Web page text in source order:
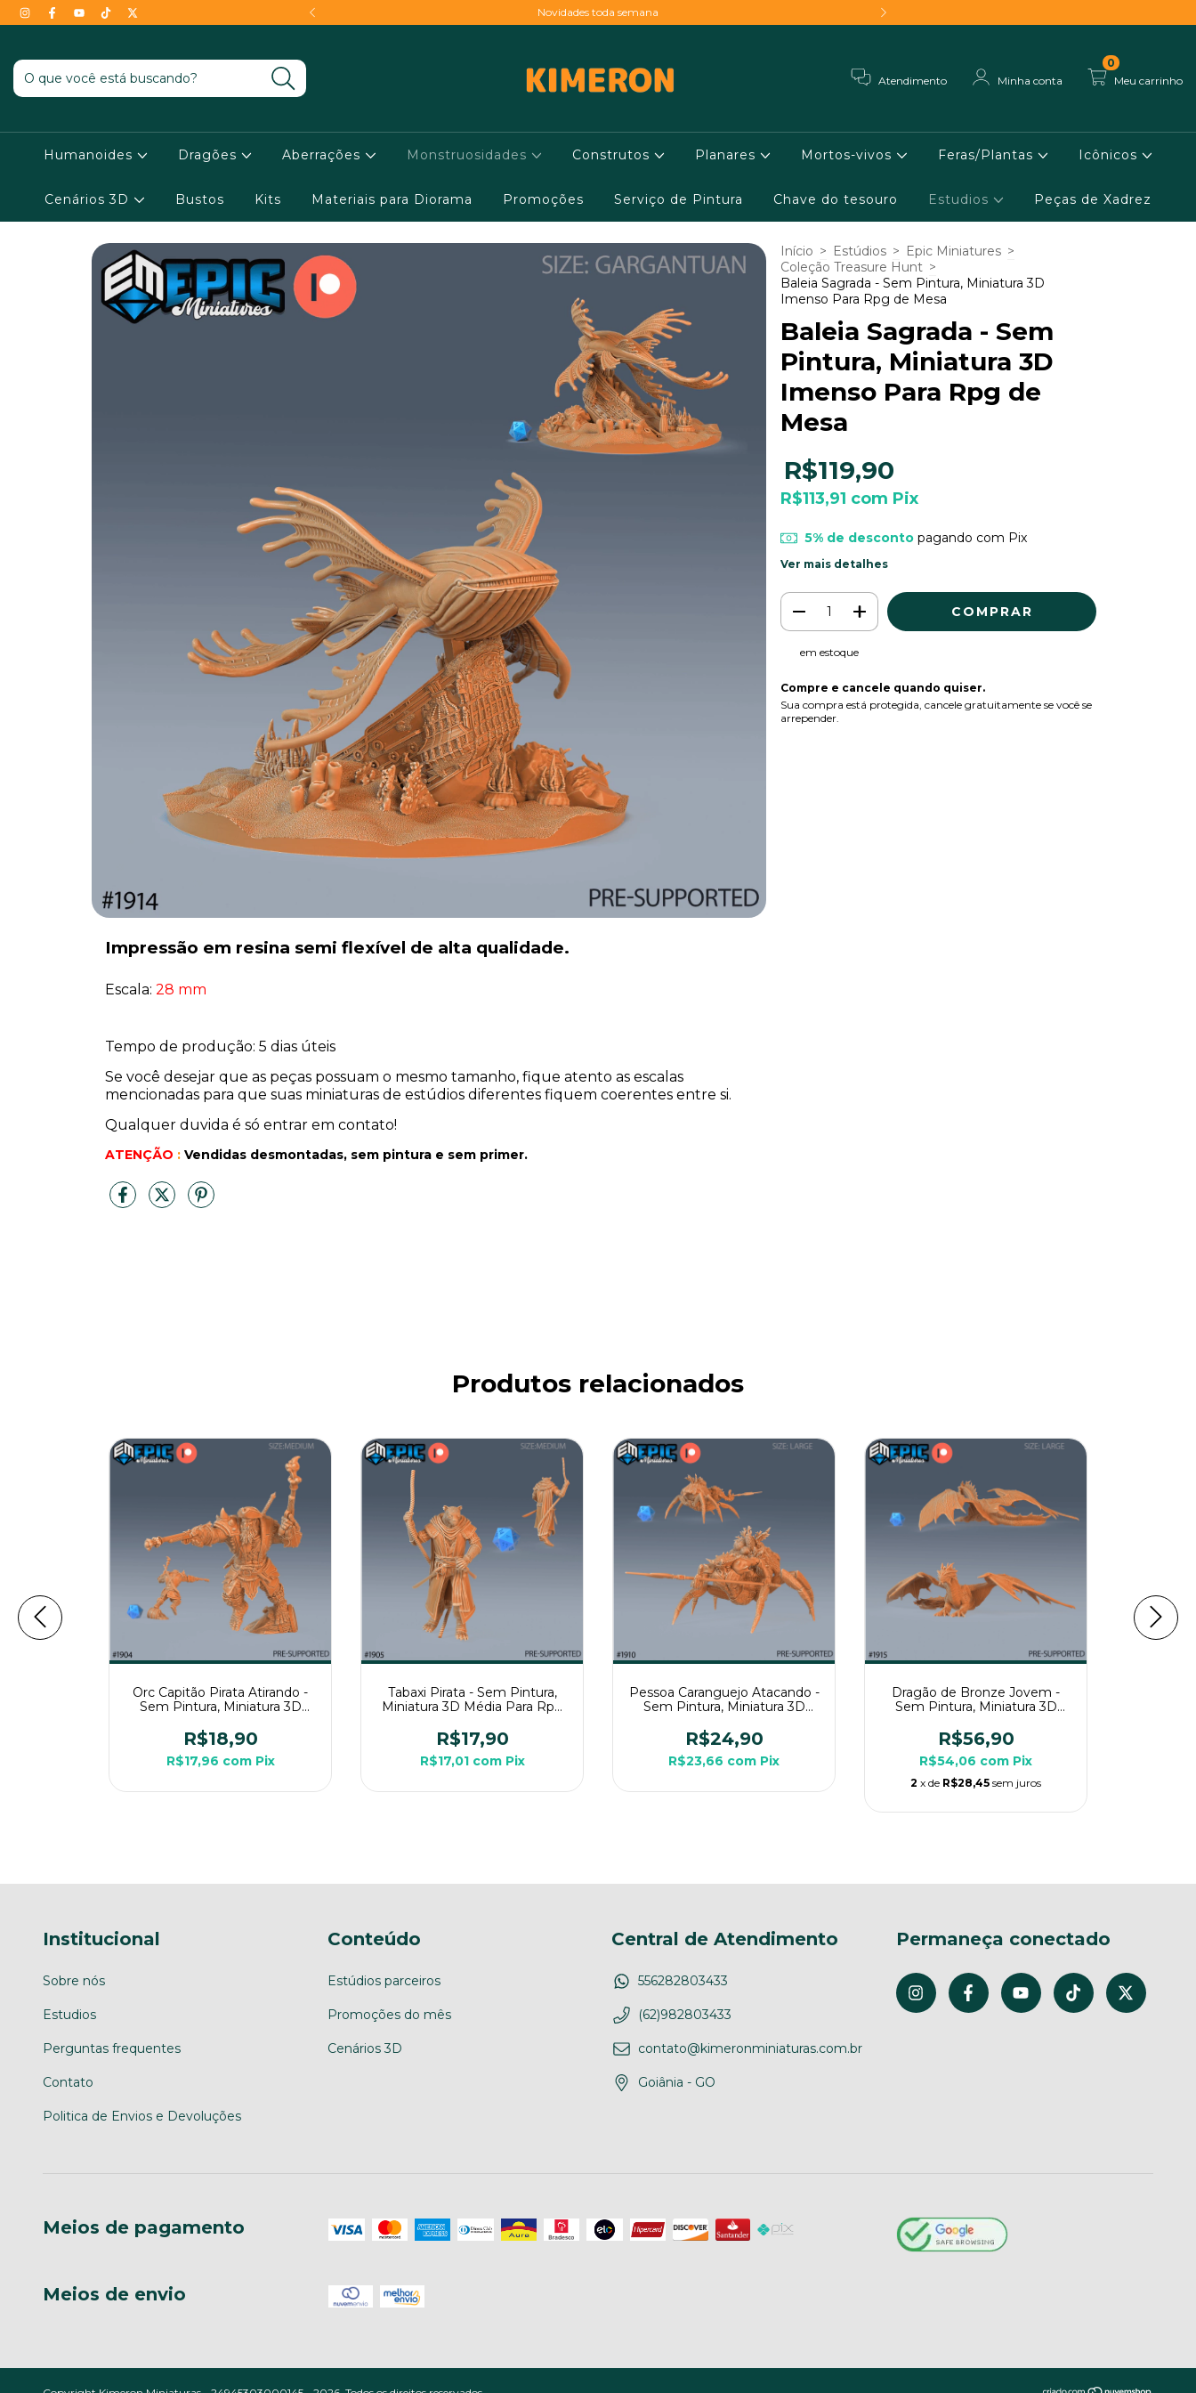
as condições ! Novidades toda semana
Atendimento Minha conta Meu carrinho
0
Humanoides Dragões Aberrações Monstruosidades Construtos Planares Mortos-vivos Feras/Plantas Icônicos
Cenários 3D Bustos Kits Materiais para Diorama Promoções Serviço de Pintura Chave do tesouro Estudios Peças de Xadrez
Impressão em resina semi flexível de alta qualidade.
Escala: 28 mm
Tempo de produção: 5 dias úteis
Se você desejar que as peças possuam o mesmo tamanho, fique atento as escalas
mencionadas para que suas miniaturas de estúdios diferentes fiquem coerentes entre si.
Qualquer duvida é só entrar em contato!
ATENÇÃO : Vendidas desmontadas, sem pintura e sem primer.
Início > Estúdios > Epic Miniatures >
Coleção Treasure Hunt >
Baleia Sagrada - Sem Pintura, Miniatura 3D
Imenso Para Rpg de Mesa
Baleia Sagrada - Sem
Pintura, Miniatura 3D
Imenso Para Rpg de
Mesa
R$119,90
R$113,91 com Pix
5% de descontopagando com Pix
Ver mais detalhes
em estoque
Compre e cancele quando quiser.
Sua compra está protegida, cancele gratuitamente se você se
arrepender.
Produtos relacionados
Orc Capitão Pirata Atirando -
Sem Pintura, Miniatura 3D
R$18,90
R$17,96 com Pix
Tabaxi Pirata - Sem Pintura,
Miniatura 3D Média Para Rpg
R$17,90
R$17,01 com Pix
Pessoa Caranguejo Atacando -
Sem Pintura, Miniatura 3D
R$24,90
R$23,66 com Pix
Dragão de Bronze Jovem -
Sem Pintura, Miniatura 3D
R$56,90
R$54,06 com Pix
2 x de R$28,45 sem juros
Institucional
Sobre nós
Estudios
Perguntas frequentes
Contato
Politica de Envios e Devoluções
Conteúdo
Estúdios parceiros
Promoções do mês
Cenários 3D
Central de Atendimento
556282803433
(62)982803433
contato@kimeronminiaturas.com.br
Goiânia - GO
Permaneça conectado
Meios de pagamento
Meios de envio